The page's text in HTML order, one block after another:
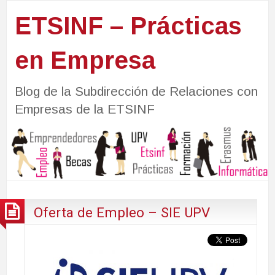
ETSINF – Prácticas
en Empresa
Blog de la Subdirección de Relaciones con
Empresas de la ETSINF
Oferta de Empleo – SIE UPV